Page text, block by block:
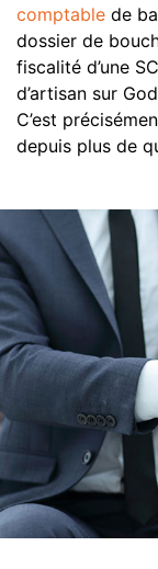
comptable de
dossier de
fiscalité d’une
d’artisan sur
C’est
depuis plus de